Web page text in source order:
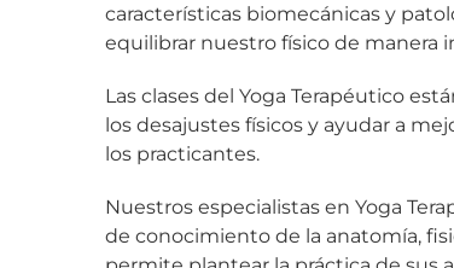
características biomecánicas y
equilibrar nuestro físico de manera
Las clases del Yoga Terapéutico
los desajustes físicos y ayudar a
los practicantes.
Nuestros especialistas en Yoga
de conocimiento de la anatomía,